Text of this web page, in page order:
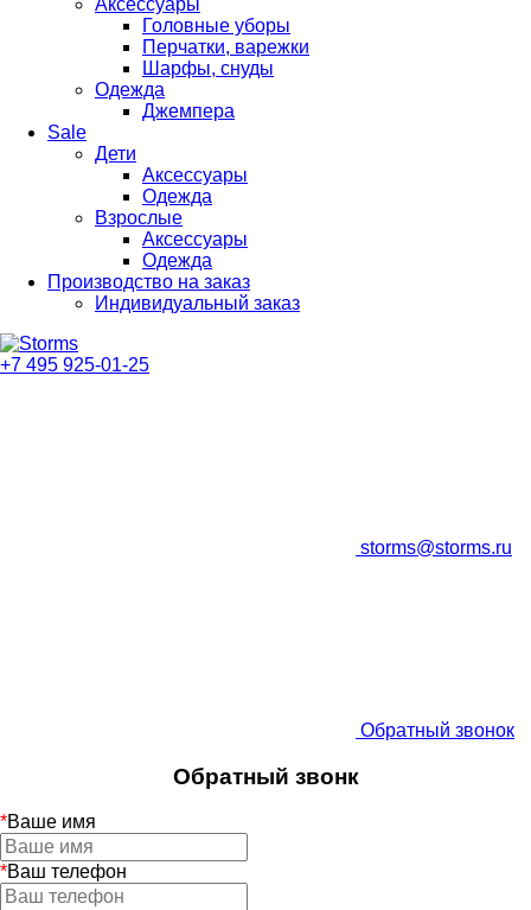
Аксессуары
Головные уборы
Перчатки, варежки
Шарфы, снуды
Одежда
Джемпера
Sale
Дети
Аксессуары
Одежда
Взрослые
Аксессуары
Одежда
Производство на заказ
Индивидуальный заказ
+7 495 925-01-25
storms@storms.ru
Обратный звонок
Обратный звонк
*Ваше имя
*Ваш телефон